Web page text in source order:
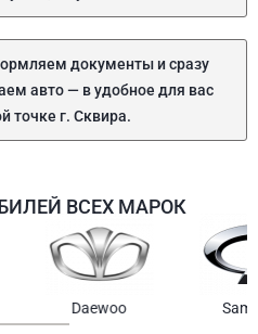
документы и сразу
авто — в удобное для вас
точке г. Сквира.
ВСЕХ МАРОК